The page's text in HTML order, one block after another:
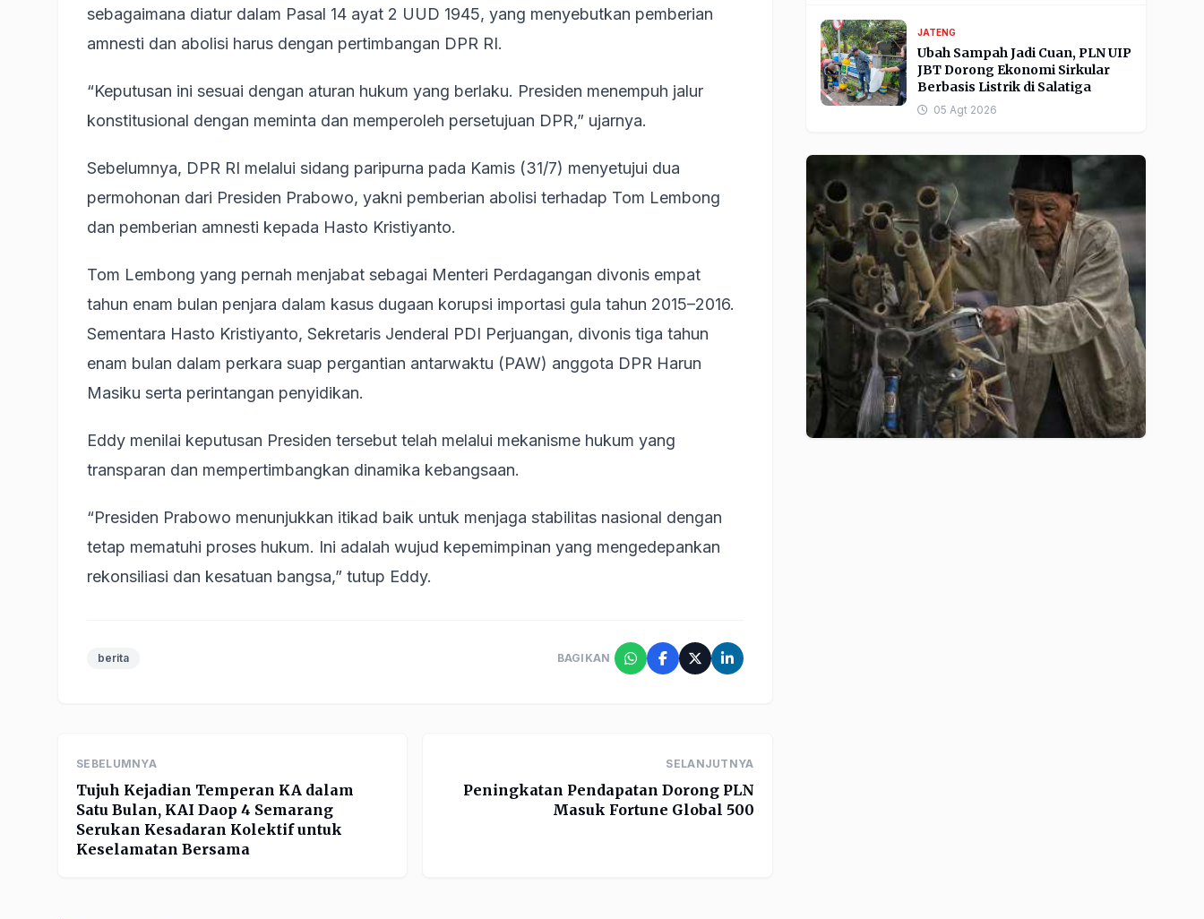
sebagaimana diatur dalam Pasal 14 ayat 2 UUD 1945, yang menyebutkan pemberian
amnesti dan abolisi harus dengan pertimbangan DPR RI.
“Keputusan ini sesuai dengan aturan hukum yang berlaku. Presiden menempuh jalur
konstitusional dengan meminta dan memperoleh persetujuan DPR,” ujarnya.
Sebelumnya, DPR RI melalui sidang paripurna pada Kamis (31/7) menyetujui dua
permohonan dari Presiden Prabowo, yakni pemberian abolisi terhadap Tom Lembong
dan pemberian amnesti kepada Hasto Kristiyanto.
Tom Lembong yang pernah menjabat sebagai Menteri Perdagangan divonis empat
tahun enam bulan penjara dalam kasus dugaan korupsi importasi gula tahun 2015–2016.
Sementara Hasto Kristiyanto, Sekretaris Jenderal PDI Perjuangan, divonis tiga tahun
enam bulan dalam perkara suap pergantian antarwaktu (PAW) anggota DPR Harun
Masiku serta perintangan penyidikan.
Eddy menilai keputusan Presiden tersebut telah melalui mekanisme hukum yang
transparan dan mempertimbangkan dinamika kebangsaan.
“Presiden Prabowo menunjukkan itikad baik untuk menjaga stabilitas nasional dengan
tetap mematuhi proses hukum. Ini adalah wujud kepemimpinan yang mengedepankan
rekonsiliasi dan kesatuan bangsa,” tutup Eddy.
berita BAGIKAN
SEBELUMNYA
Tujuh Kejadian Temperan KA dalam
Satu Bulan, KAI Daop 4 Semarang
Serukan Kesadaran Kolektif untuk
Keselamatan Bersama
SELANJUTNYA
Peningkatan Pendapatan Dorong PLN
Masuk Fortune Global 500
JATENG
Ubah Sampah Jadi Cuan, PLN UIP
JBT Dorong Ekonomi Sirkular
Berbasis Listrik di Salatiga
05 Agt 2026